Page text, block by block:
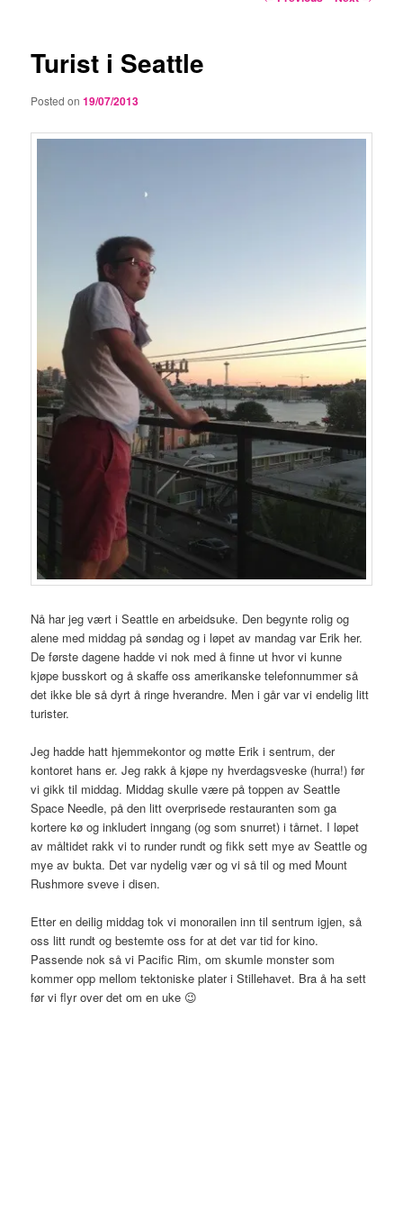
Turist i Seattle
Posted on19/07/2013
Nå har jeg vært i Seattle en arbeidsuke. Den begynte rolig og
alene med middag på søndag og i løpet av mandag var Erik her.
De første dagene hadde vi nok med å finne ut hvor vi kunne
kjøpe busskort og å skaffe oss amerikanske telefonnummer så
det ikke ble så dyrt å ringe hverandre. Men i går var vi endelig litt
turister.
Jeg hadde hatt hjemmekontor og møtte Erik i sentrum, der
kontoret hans er. Jeg rakk å kjøpe ny hverdagsveske (hurra!) før
vi gikk til middag. Middag skulle være på toppen av Seattle
Space Needle, på den litt overprisede restauranten som ga
kortere kø og inkludert inngang (og som snurret) i tårnet. I løpet
av måltidet rakk vi to runder rundt og fikk sett mye av Seattle og
mye av bukta. Det var nydelig vær og vi så til og med Mount
Rushmore sveve i disen.
Etter en deilig middag tok vi monorailen inn til sentrum igjen, så
oss litt rundt og bestemte oss for at det var tid for kino.
Passende nok så vi Pacific Rim, om skumle monster som
kommer opp mellom tektoniske plater i Stillehavet. Bra å ha sett
før vi flyr over det om en uke 😉